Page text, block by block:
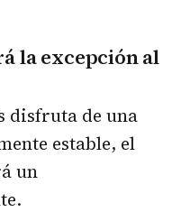
la excepción al
disfruta de una
estable, el
un